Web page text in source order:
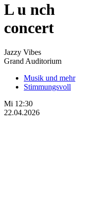
Lu nch
concert
Jazzy Vibes
Grand Auditorium
Musik und mehr
Stimmungsvoll
Mi 12:30
22.04.2026